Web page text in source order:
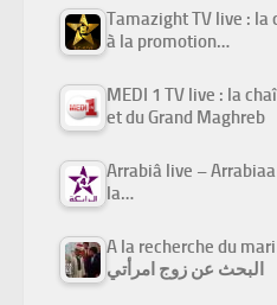
Tamazight TV live : la
à la promotion…
MEDI 1 TV live : la
et du Grand Maghreb
Arrabiâ live –
la…
A la recherche du
البحث عن زوج امرأتي